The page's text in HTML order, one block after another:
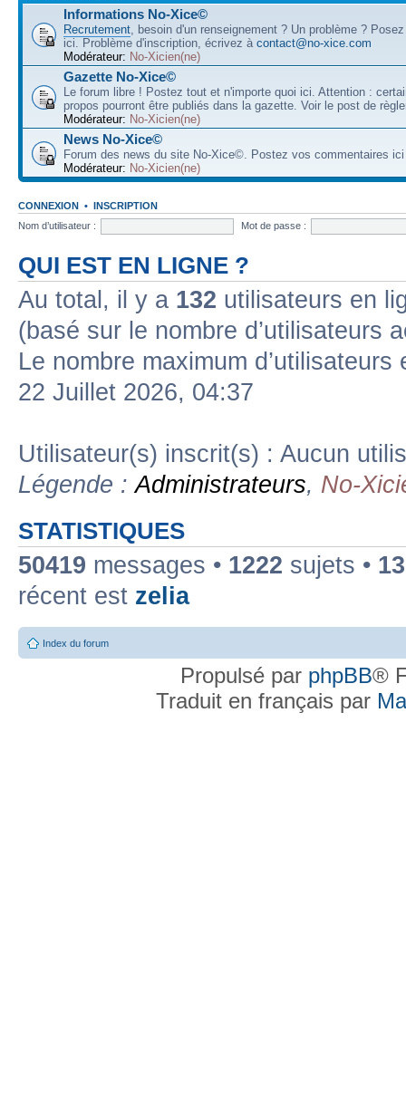
Informations No-Xice©
Recrutement, besoin d'un renseignement ? Un problème ?
ici. Problème d'inscription, écrivez à contact@no-xice.com
Modérateur: No-Xicien(ne)
Gazette No-Xice©
Le forum libre ! Postez tout et n'importe quoi ici. Attention :
propos pourront être publiés dans la gazette. Voir le post de
Modérateur: No-Xicien(ne)
News No-Xice©
Forum des news du site No-Xice©. Postez vos commentaires
Modérateur: No-Xicien(ne)
CONNEXION • INSCRIPTION
Nom d’utilisateur :
Mot de passe :
QUI EST EN LIGNE ?
Au total, il y a 132 utilisateurs en
(basé sur le nombre d’utilisateurs
Le nombre maximum
22 Juillet 2026, 04:37
Utilisateur(s) inscrit(s) : Aucun
Légende :Administrateurs, No-
STATISTIQUES
50419 messages • 1222 sujets •
récent est zelia
Index du forum
Propulsé par phpBB®
Traduit en français par